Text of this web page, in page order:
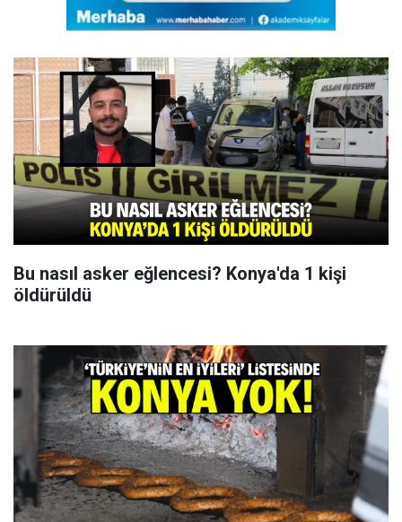
Bu nasıl asker eğlencesi? Konya'da 1 kişi
öldürüldü